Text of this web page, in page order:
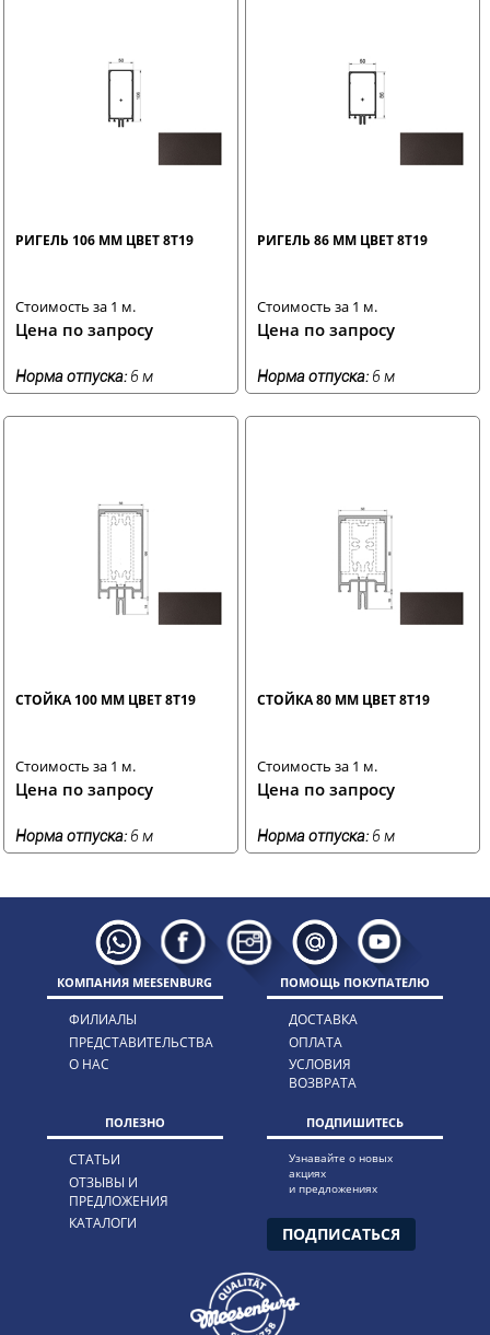
РИГЕЛЬ 106 ММ ЦВЕТ 8T19
Стоимость за 1 м.
Цена по запросу
Норма отпуска: 6 м
РИГЕЛЬ 86 ММ ЦВЕТ 8T19
Стоимость за 1 м.
Цена по запросу
Норма отпуска: 6 м
СТОЙКА 100 ММ ЦВЕТ 8T19
Стоимость за 1 м.
Цена по запросу
Норма отпуска: 6 м
СТОЙКА 80 ММ ЦВЕТ 8T19
Стоимость за 1 м.
Цена по запросу
Норма отпуска: 6 м
КОМПАНИЯ MEESENBURG
ФИЛИАЛЫ
ПРЕДСТАВИТЕЛЬСТВА
О НАС
ПОМОЩЬ ПОКУПАТЕЛЮ
ДОСТАВКА
ОПЛАТА
УСЛОВИЯ
ВОЗВРАТА
ПОЛЕЗНО
СТАТЬИ
ОТЗЫВЫ И
ПРЕДЛОЖЕНИЯ
КАТАЛОГИ
ПОДПИШИТЕСЬ
Узнавайте о новых
акциях
и предложениях
ПОДПИСАТЬСЯ